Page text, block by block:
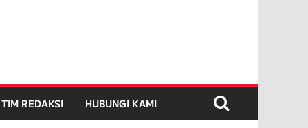
TIM REDAKSI HUBUNGI KAMI